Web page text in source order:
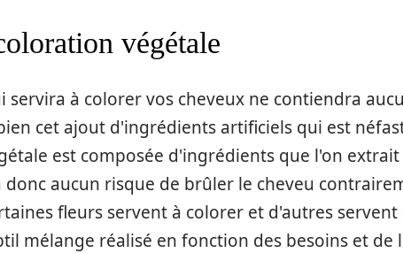
végétale
à colorer vos cheveux ne contiendra
cet ajout d'ingrédients artificiels qui est
est composée d'ingrédients que l'on extrait
donc aucun risque de brûler le cheveu
fleurs servent à colorer et d'autres servent
mélange réalisé en fonction des besoins et de